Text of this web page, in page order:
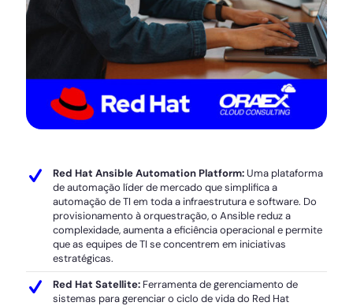
Red Hat Ansible Automation Platform:Uma plataforma
de automação líder de mercado que simplifica a
automação de TI em toda a infraestrutura e software. Do
provisionamento à orquestração, o Ansible reduz a
complexidade, aumenta a eficiência operacional e permite
que as equipes de TI se concentrem em iniciativas
estratégicas.
Red Hat Satellite: Ferramenta de gerenciamento de
sistemas para gerenciar o ciclo de vida do Red Hat